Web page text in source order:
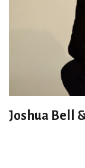
Joshua Bell